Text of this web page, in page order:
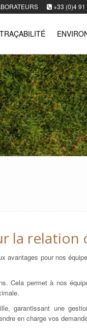
+33 (0)4
TRAÇABILITÉ
la relation
avantages pour nos
Cela permet à nos
garantissant une
en charge vos